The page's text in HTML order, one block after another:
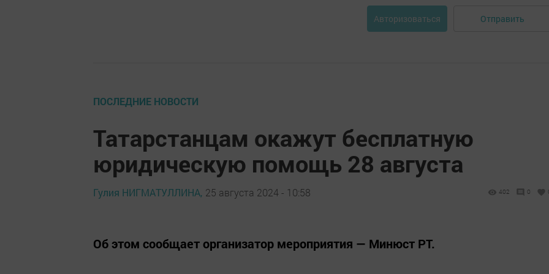
Авторизоваться Отправить
ПОСЛЕДНИЕ НОВОСТИ
Татарстанцам окажут бесплатную
юридическую помощь 28 августа
Гулия НИГМАТУЛЛИНА, 25 августа 2024 - 10:58 402 0
Об этом сообщает организатор мероприятия — Минюст РТ.